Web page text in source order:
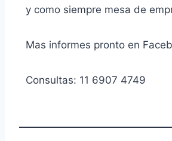
y como siempre mesa de
Mas informes pronto en
Consultas: 11 6907 4749